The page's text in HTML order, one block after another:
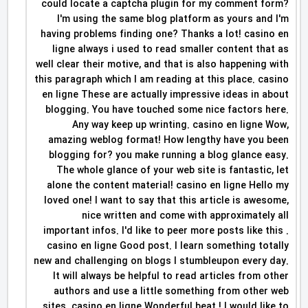
could locate a captcha plugin for my comment form?
I'm using the same blog platform as yours and I'm
having problems finding one? Thanks a lot! casino en
ligne always i used to read smaller content that as
well clear their motive, and that is also happening with
this paragraph which I am reading at this place. casino
en ligne These are actually impressive ideas in about
blogging. You have touched some nice factors here.
Any way keep up wrinting. casino en ligne Wow,
amazing weblog format! How lengthy have you been
blogging for? you make running a blog glance easy.
The whole glance of your web site is fantastic, let
alone the content material! casino en ligne Hello my
loved one! I want to say that this article is awesome,
nice written and come with approximately all
important infos. I'd like to peer more posts like this .
casino en ligne Good post. I learn something totally
new and challenging on blogs I stumbleupon every day.
It will always be helpful to read articles from other
authors and use a little something from other web